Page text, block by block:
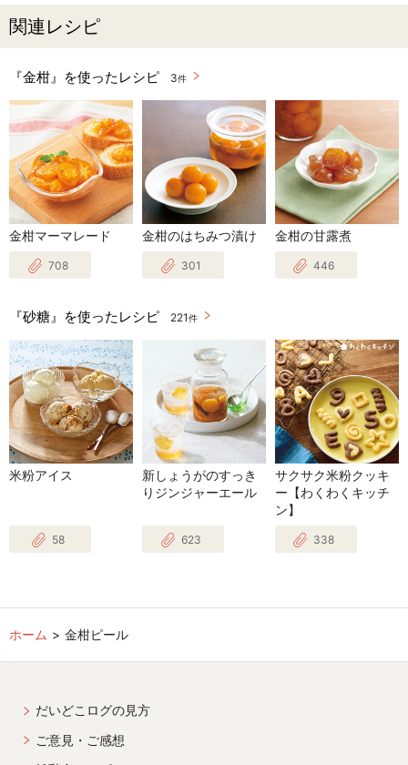
関連レシピ
『金柑』を使ったレシピ 3件
金柑マーマレード
708
金柑のはちみつ漬け
301
金柑の甘露煮
446
『砂糖』を使ったレシピ 221 件
米粉アイス
58
新しょうがのすっき
りジンジャーエール
623
サクサク米粉クッキ
ー【わくわくキッチ
ン】
338
ホーム 金柑ピール
だいどこログの見方
ご意見・ご感想